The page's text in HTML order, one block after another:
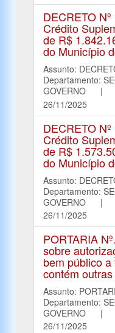
DECRETO
Crédito
de R$
do Município
Assunto:
Departamento:
GOVERNO |
26/11/2025
DECRETO
Crédito
de R$
do Município
Assunto:
Departamento:
GOVERNO |
26/11/2025
PORTARIA
sobre
bem público
contém
Assunto:
Departamento:
GOVERNO |
26/11/2025